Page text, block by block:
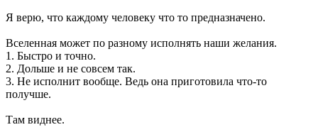
Я верю, что каждому человеку что то предназначено.
Вселенная может по разному исполнять наши желания.
1. Быстро и точно.
2. Дольше и не совсем так.
3. Не исполнит вообще. Ведь она приготовила что-то
получше.
Там виднее.